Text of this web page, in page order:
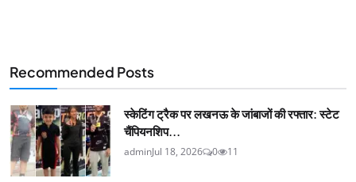
Recommended Posts
स्केटिंग ट्रैक पर लखनऊ के जांबाजों की रफ्तार: स्टेट
चैंपियनशिप...
adminJul 18, 2026 0 11